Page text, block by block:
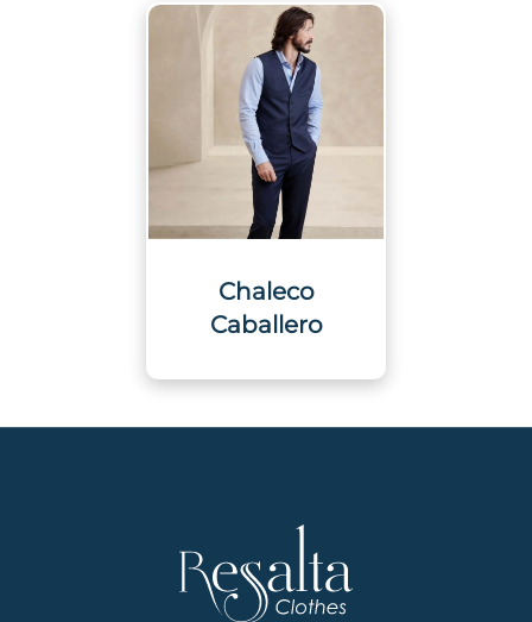
Chaleco
Caballero